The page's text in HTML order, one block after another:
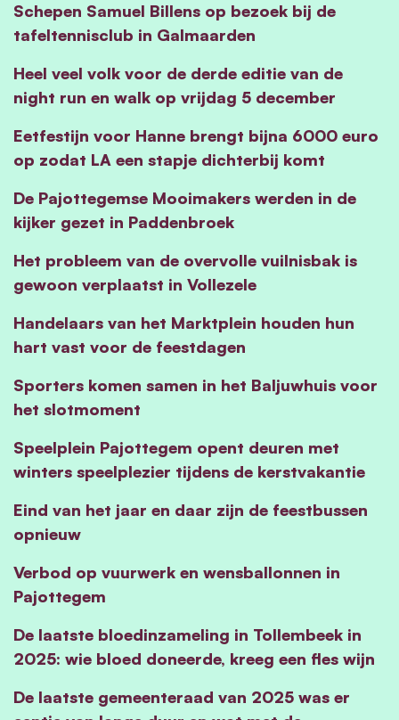
Schepen Samuel Billens op bezoek bij de
tafeltennisclub in Galmaarden
Heel veel volk voor de derde editie van de
night run en walk op vrijdag 5 december
Eetfestijn voor Hanne brengt bijna 6000 euro
op zodat LA een stapje dichterbij komt
De Pajottegemse Mooimakers werden in de
kijker gezet in Paddenbroek
Het probleem van de overvolle vuilnisbak is
gewoon verplaatst in Vollezele
Handelaars van het Marktplein houden hun
hart vast voor de feestdagen
Sporters komen samen in het Baljuwhuis voor
het slotmoment
Speelplein Pajottegem opent deuren met
winters speelplezier tijdens de kerstvakantie
Eind van het jaar en daar zijn de feestbussen
opnieuw
Verbod op vuurwerk en wensballonnen in
Pajottegem
De laatste bloedinzameling in Tollembeek in
2025: wie bloed doneerde, kreeg een fles wijn
De laatste gemeenteraad van 2025 was er